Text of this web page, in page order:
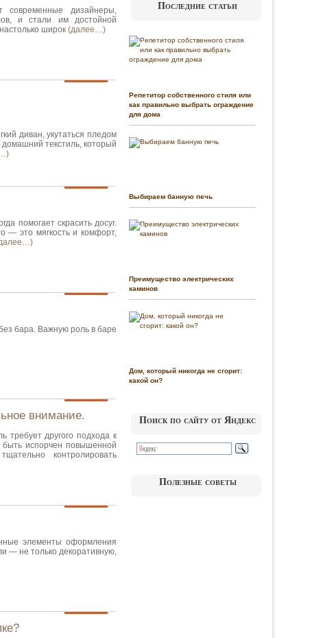
современные дизайнеры,
и стали им достойной
широк (далее…)
диван, укутаться пледом
текстиль, который
помогает скрасить досуг.
— это мягкость и комфорт,
бара. Важную роль в баре
внимание.
требует другого подхода к
испорчен повышенной
контролировать
элементы оформления
— не только декоративную,
Последние статьи
Репетитор собственного стиля или
как правильно выбрать ограждение
для дома
Выбираем банную печь
Преимущество электрических
каминов
Дом, который никогда не сгорит:
какой он?
Поиск по сайту от Яндекс
Полезные советы